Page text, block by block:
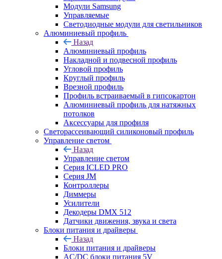
Модули Samsung
Управляемые
Светодиодные модули для светильников
Алюминиевый профиль
Назад
Алюминиевый профиль
Накладной и подвесной профиль
Угловой профиль
Круглый профиль
Врезной профиль
Профиль встраиваемый в гипсокартон
Алюминиевый профиль для натяжных
потолков
Аксессуары для профиля
Светорассеивающий силиконовый профиль
Управление светом
Назад
Управление светом
Серия ICLED PRO
Серия JM
Контроллеры
Диммеры
Усилители
Декодеры DMX 512
Датчики движения, звука и света
Блоки питания и драйверы
Назад
Блоки питания и драйверы
AC/DC блоки питания 5V